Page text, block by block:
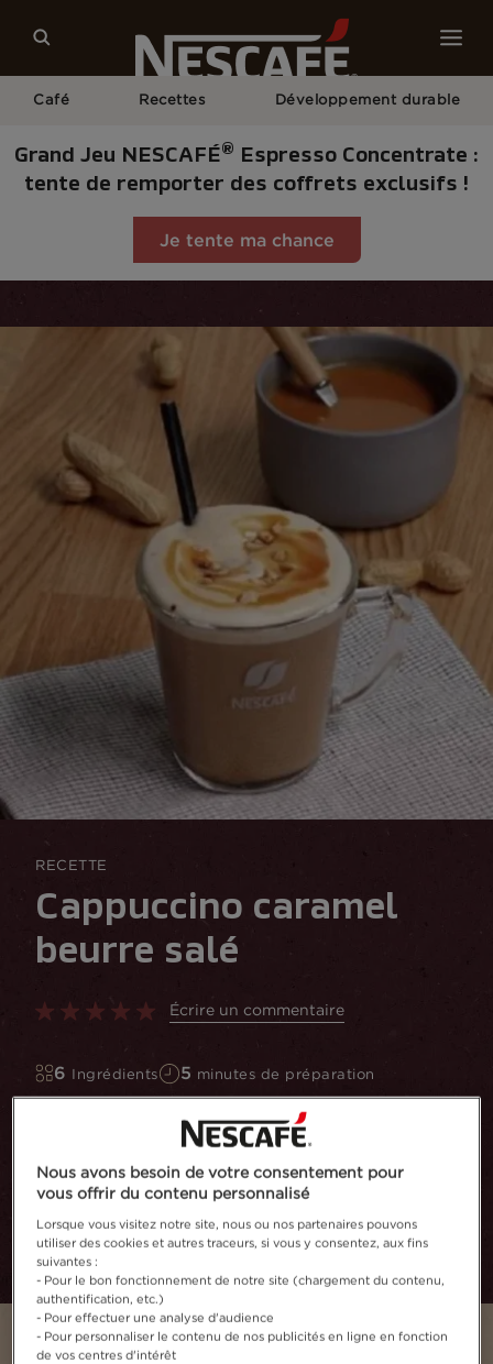
Café Recettes Développement durable
Grand Jeu NESCAFÉ®
Espresso Concentrate :
tente de remporter des coffrets exclusifs !
Je tente ma chance
Cappuccino Caramel Beurre Salé
RECETTE
Cappuccino caramel
beurre salé
Écrire un commentaire
6 Ingrédients 5 minutes de préparation
Fondez pour cette délicieuse recette au caramel
Ajouter aux favoris
Nous avons besoin de votre consentement pour
vous offrir du contenu personnalisé
Lorsque vous visitez notre site, nous ou nos partenaires pouvons
utiliser des cookies et autres traceurs, si vous y consentez, aux fins
suivantes :
- Pour le bon fonctionnement de notre site (chargement du contenu,
authentification, etc.)
- Pour effectuer une analyse d'audience
- Pour personnaliser le contenu de nos publicités en ligne en fonction
de vos centres d'intérêt